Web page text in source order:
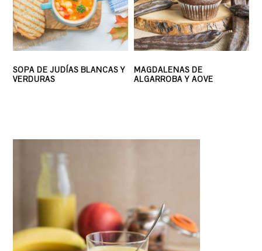
SOPA DE JUDÍAS BLANCAS Y
VERDURAS
MAGDALENAS DE
ALGARROBA Y AOVE